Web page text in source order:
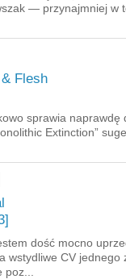
— przynajmniej w
Flesh
sprawia naprawdę
Extinction”
dość mocno
wstydliwe CV jednego